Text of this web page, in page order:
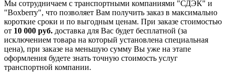
Мы сотрудничаем с транспортными компаниями "СДЭК" и
"Boxberry", что позволяет Вам получить заказ в максимально
короткие сроки и по выгодным ценам. При заказе стоимостью
от 10 000 руб. доставка для Вас будет бесплатной (за
исключением товара на который установлена специальная
цена), при заказе на меньшую сумму Вы уже на этапе
оформления будете знать точную стоимость услуг
транспортной компании.